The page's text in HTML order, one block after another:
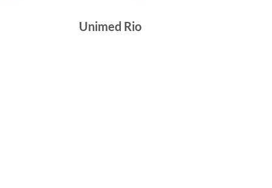
Unimed Rio